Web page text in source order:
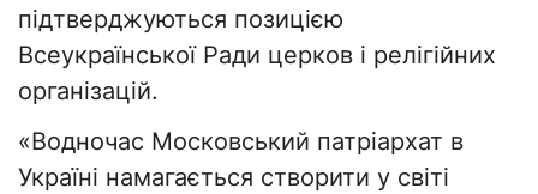
підтверджуються позицією
Всеукраїнської Ради церков і релігійних
організацій.
«Водночас Московський патріархат в
Україні намагається створити у світі